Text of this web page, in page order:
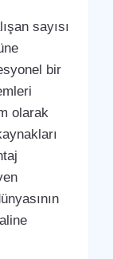
sayısı
bir
olarak